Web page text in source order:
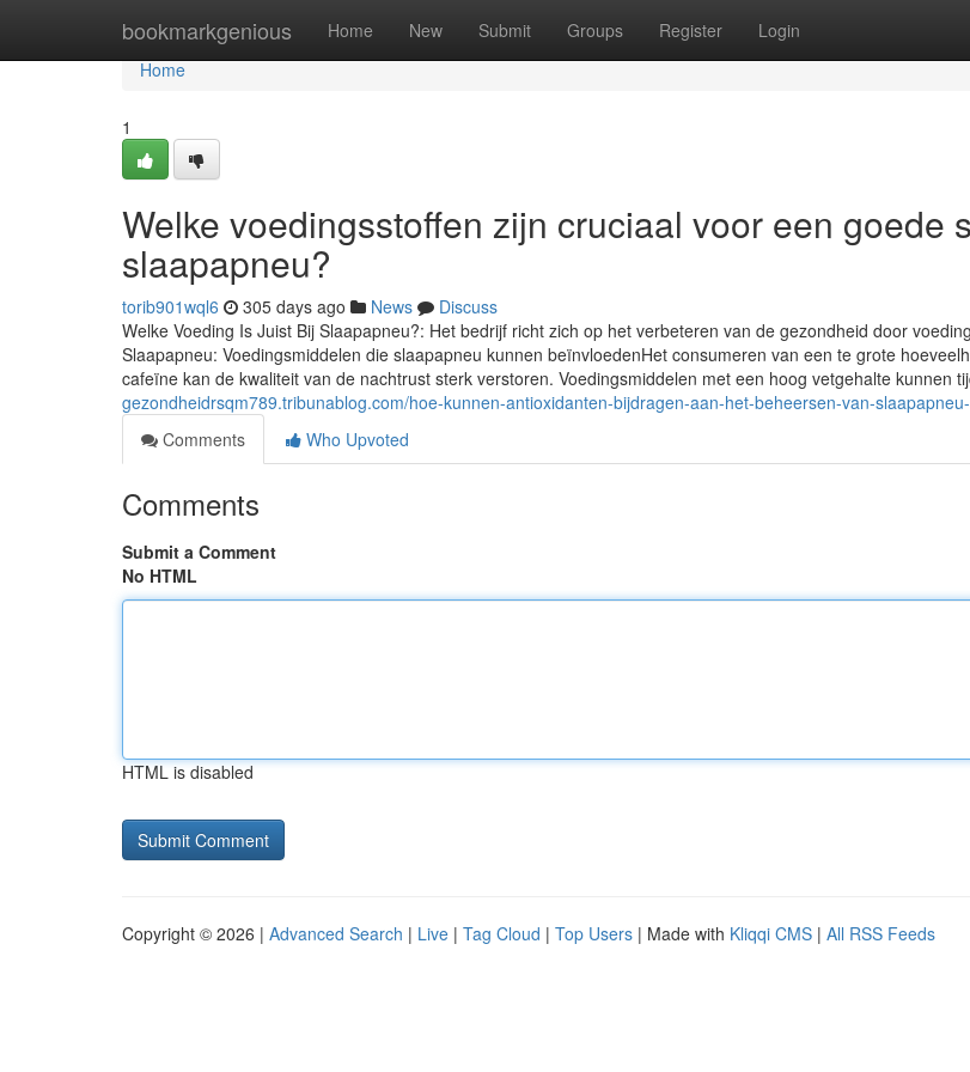
bookmarkgenious Home New Submit Groups Register Login
Home
Home
1
Welke voedingsstoffen zijn cruciaal voor een goede
slaapapneu?
torib901wql6 305 days ago News
Discuss
Welke Voeding Is Juist Bij Slaapapneu?: Het bedrijf richt zich op het verbeteren van de gezondheid door
Slaapapneu: Voedingsmiddelen die slaapapneu kunnen beïnvloedenHet consumeren van een te grote
cafeïne kan de kwaliteit van de nachtrust sterk verstoren. Voedingsmiddelen met een hoog vetgehalte kunnen
gezondheidrsqm789.tribunablog.com/hoe-kunnen-antioxidanten-bijdragen-aan-het-beheersen-van-
Comments
Who Upvoted
Comments
Submit a Comment
No HTML
HTML is disabled
Copyright © 2026 | Advanced Search | Live | Tag Cloud | Top Users | Made with Kliqqi CMS | All RSS Feeds